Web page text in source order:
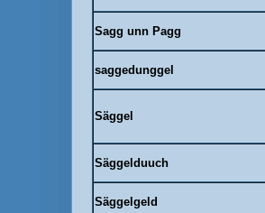
Sagg unn Pagg
saggedunggel
Säggel
Säggelduuch
Säggelgeld